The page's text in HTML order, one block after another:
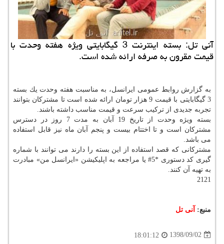
آنی تل: بسته اینترنت 3 گیگابایتی ویژه هفته وحدت با
قیمت مقرون به صرفه ارائه شده است.
به گزارش روابط عمومی ایرانسل، به مناسبت هفته وحدت یك بسته
3 گیگابایتی با قیمت 9 هزار تومان ارائه شده است تا مشتركان بتوانند
تجربه جدیدی از تركیب سرعت و قیمت مناسب داشته باشند.
بسته ویژه وحدت از تاریخ 19 آبان به مدت 7 روز در دسترس
مشتركان است و تا اختتام بیست و پنجم آبان ماه نیز قابل استفاده
می باشد.
مشتركانی كه قصد استفاده از این بسته را دارند می توانند با شماره
گیری كد دستوری *5# یا مراجعه به اپلیكیشن «ایرانسل من» مبادرت
به تهیه آن كنند.
2121
منبع: آنی تل
1398/09/02
18:01:12